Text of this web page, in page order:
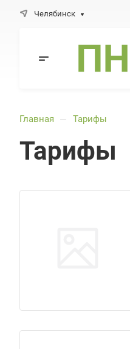
Челябинск
Главная — Тарифы
Тарифы